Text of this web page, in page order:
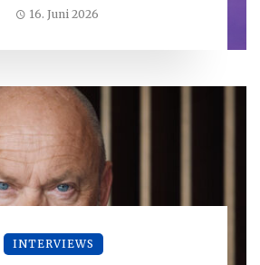
16. Juni 2026
INTERVIEWS